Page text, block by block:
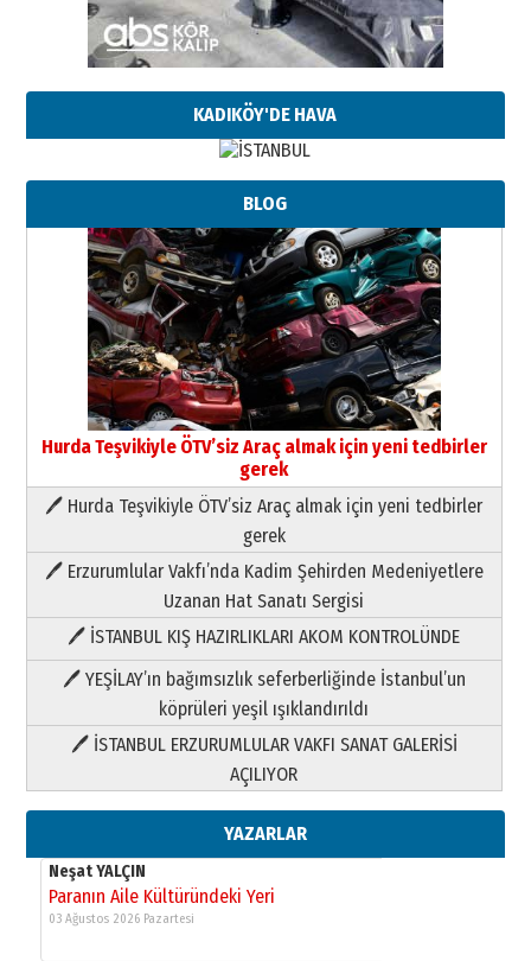
KADIKÖY'DE HAVA
BLOG
Hurda Teşvikiyle ÖTV’siz Araç almak için yeni tedbirler
gerek
🖊 Hurda Teşvikiyle ÖTV’siz Araç almak için yeni tedbirler
gerek
🖊 Erzurumlular Vakfı’nda Kadim Şehirden Medeniyetlere
Uzanan Hat Sanatı Sergisi
🖊 İSTANBUL KIŞ HAZIRLIKLARI AKOM KONTROLÜNDE
🖊 YEŞİLAY’ın bağımsızlık seferberliğinde İstanbul’un
köprüleri yeşil ışıklandırıldı
🖊 İSTANBUL ERZURUMLULAR VAKFI SANAT GALERİSİ
AÇILIYOR
YAZARLAR
Paranın Aile Kültüründeki Yeri
03 Ağustos 2026 Pazartesi
Yıldırım Gündoğdu
HAVVA’NIN ÜÇ KIZI
09 Temmuz 2026 Perşembe
Yusuf POLAT
Şampiyonluk Sebahattin Şirin’e
11 Mayıs 2026 Pazartesi
Neşat YALÇIN
Paranın Aile Kültüründeki Yeri
03 Ağustos 2026 Pazartesi